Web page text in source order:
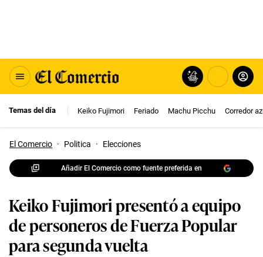
Temas del día Keiko Fujimori Feriado Machu Picchu Corredor
El Comercio · Politica · Elecciones
Añadir El Comercio como fuente preferida en
Keiko Fujimori presentó a equipo
de personeros de Fuerza Popular
para segunda vuelta